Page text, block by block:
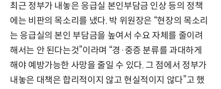
최근 정부가 내놓은 응급실 본인부담금 인상 등의 정책
에는 비판의 목소리를 냈다. 박 위원장은 “현장의 목소리
는 응급실의 본인 부담금을 높여서 수요 자체를 줄이려
해서는 안 된다는것”이라며 “경·중증 분류를 과대하게
해야 예방가능한 사망을 줄일 수 있다. 그 점에서 정부가
내놓은 대책은 합리적이지 않고 현실적이지 않다”고 했